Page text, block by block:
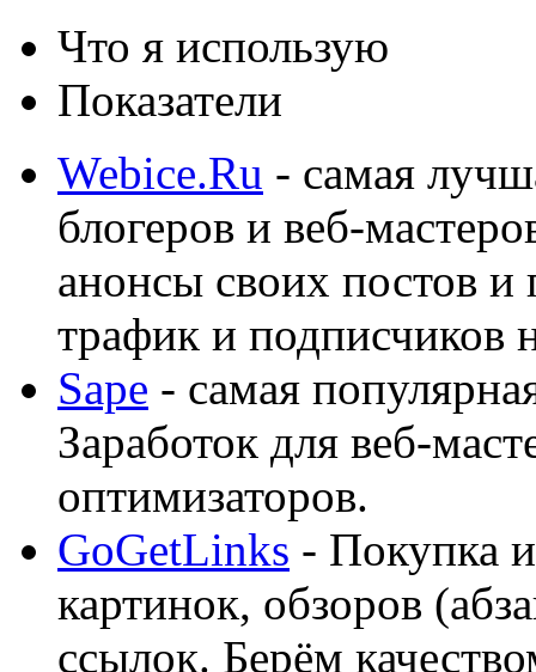
Что я использую
Показатели
Webice.Ru - самая
блогеров и веб-
анонсы своих постов
трафик и подписчиков
Sape - самая
Заработок для веб-
оптимизаторов.
GoGetLinks - Покупка
картинок, обзоров
ссылок. Берём